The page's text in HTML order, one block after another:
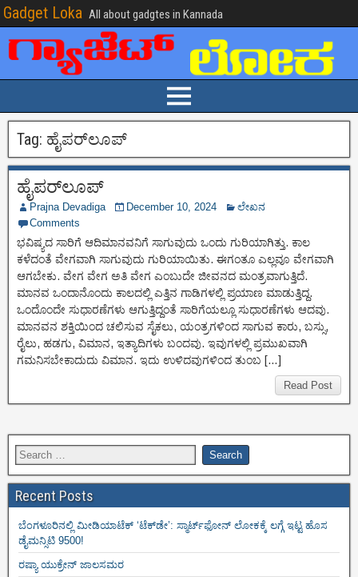
Gadget Loka All about gadgtes in Kannada
Tag: ಹೈಪರ್‌ಲೂಪ್
ಹೈಪರ್‌ಲೂಪ್
Prajna Devadiga December 10, 2024
ಲೇಖನ
Comments
ಭವಿಷ್ಯದ ಸಾರಿಗೆ ಆದಿಮಾನವನಿಗೆ ಸಾಗುವುದು ಒಂದು ಗುರಿಯಾಗಿತ್ತು. ಕಾಲ
ಕಳೆದಂತೆ ವೇಗವಾಗಿ ಸಾಗುವುದು ಗುರಿಯಾಯಿತು. ಈಗಂತೂ ಎಲ್ಲವೂ ವೇಗವಾಗಿ
ಆಗಬೇಕು. ವೇಗ ವೇಗ ಅತಿ ವೇಗ ಎಂಬುದೇ ಜೀವನದ ಮಂತ್ರವಾಗುತ್ತಿದೆ.
ಮಾನವ ಒಂದಾನೊಂದು ಕಾಲದಲ್ಲಿ ಎತ್ತಿನ ಗಾಡಿಗಳಲ್ಲಿ ಪ್ರಯಾಣ ಮಾಡುತ್ತಿದ್ದ.
ಒಂದೊಂದೇ ಸುಧಾರಣೆಗಳು ಆಗುತ್ತಿದ್ದಂತೆ ಸಾರಿಗೆಯಲ್ಲೂ ಸುಧಾರಣೆಗಳು ಆದವು.
ಮಾನವನ ಶಕ್ತಿಯಿಂದ ಚಲಿಸುವ ಸೈಕಲು, ಯಂತ್ರಗಳಿಂದ ಸಾಗುವ ಕಾರು, ಬಸ್ಸು,
ರೈಲು, ಹಡಗು, ವಿಮಾನ, ಇತ್ಯಾದಿಗಳು ಬಂದವು. ಇವುಗಳಲ್ಲಿ ಪ್ರಮುಖವಾಗಿ
ಗಮನಿಸಬೇಕಾದುದು ವಿಮಾನ. ಇದು ಉಳಿದವುಗಳಿಂದ ತುಂಬ […]
Read Post
Recent Posts
ಬೆಂಗಳೂರಿನಲ್ಲಿ ಮೀಡಿಯಾಟೆಕ್‌ ‘ಟೆಕ್‌ಡೇ’: ಸ್ಮಾರ್ಟ್‌ಫೋನ್ ಲೋಕಕ್ಕೆ ಲಗ್ಗೆ ಇಟ್ಟ ಹೊಸ
ಡೈಮನ್ಸಿಟಿ 9500!
ರಷ್ಯಾ ಯುಕ್ರೇನ್ ಜಾಲಸಮರ